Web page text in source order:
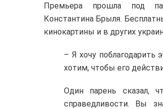
Премьера прошла под
Константина Брыля.
кинокартины и в других
– Я хочу
хотим, чтобы его
Один парень сказал,
справедливости. Вы